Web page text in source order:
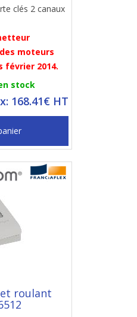
clés 2 canaux
moteurs
février 2014.
stock
168.41€ HT
roulant